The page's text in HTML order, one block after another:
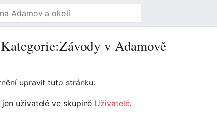
v Adamově
upravit tuto stránku:
uživatelé ve skupině Uživatelé.